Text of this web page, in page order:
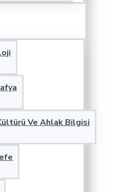
Ve Ahlak Bilgisi